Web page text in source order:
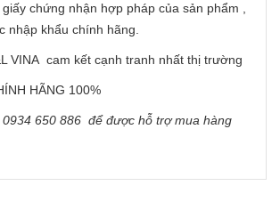
chứng nhận hợp pháp của sản phẩm ,
nhập khẩu chính hãng.
VINA cam kết cạnh tranh nhất thị trường
HÃNG 100%
0934 650 886 để được hỗ trợ mua hàng